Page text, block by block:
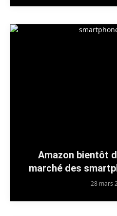
Amazon bientôt
marché des
sur les
28 mars